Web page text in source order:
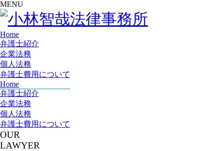
MENU
Home
弁護士紹介
企業法務
個人法務
弁護士費用について
Home
弁護士紹介
企業法務
個人法務
弁護士費用について
OUR
LAWYER